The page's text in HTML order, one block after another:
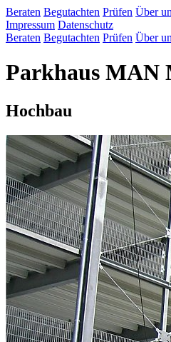
Beraten Begutachten Prüfen Über
Impressum Datenschutz
Beraten Begutachten Prüfen Über
Parkhaus MAN
Hochbau